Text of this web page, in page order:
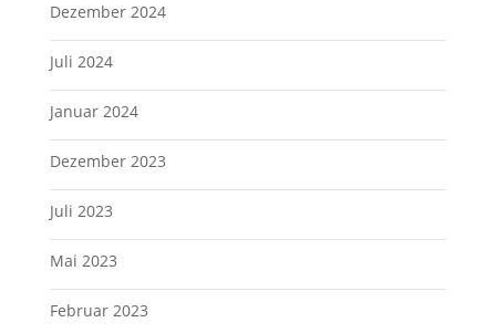
Dezember 2024
Juli 2024
Januar 2024
Dezember 2023
Juli 2023
Mai 2023
Februar 2023